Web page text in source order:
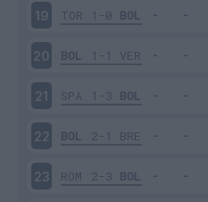
19 TOR 1-0 BOL
20 BOL 1-1 VER
21 SPA 1-3 BOL
22 BOL 2-1 BRE
23 ROM 2-3 BOL